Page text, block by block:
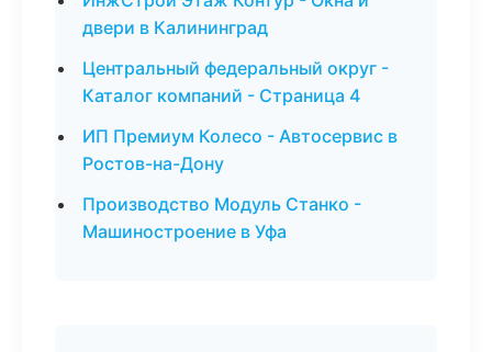
двери в Калининград
Центральный федеральный округ -
Каталог компаний - Страница 4
ИП Премиум Колесо - Автосервис в
Ростов-на-Дону
Производство Модуль Станко -
Машиностроение в Уфа